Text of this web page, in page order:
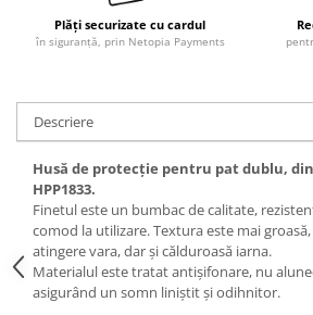
Plăți securizate cu cardul
în siguranță, prin Netopia Payments
Descriere
Husă de protecție pentru pat dublu,
HPP1833.
Finetul este un bumbac de calitate,
comod la utilizare. Textura este mai
atingere vara, dar și călduroasă iarna.
Materialul este tratat antișifonare, nu
asigurând un somn liniștit și odihnitor.